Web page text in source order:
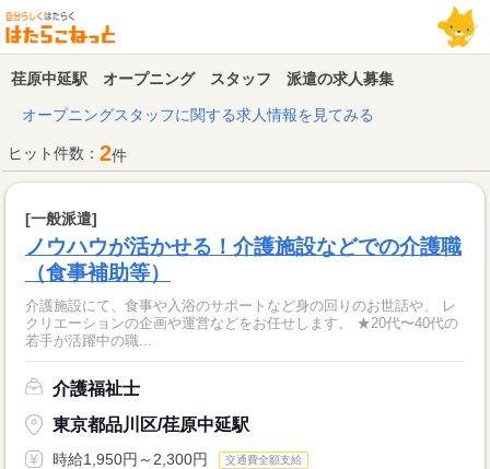
荏原中延駅 オープニング スタッフ 派遣の求人募集
オープニングスタッフに関する求人情報を見てみる
ヒット件数： 2件
[一般派遣]
ノウハウが活かせる！介護施設などでの介護職
（食事補助等）
介護施設にて、食事や入浴のサポートなど身の回りのお世話や、 レ
クリエーションの企画や運営などをお任せします。 ★20代〜40代の
若手が活躍中の職...
介護福祉士
東京都品川区/荏原中延駅
時給1,950円～2,300円 交通費全額支給